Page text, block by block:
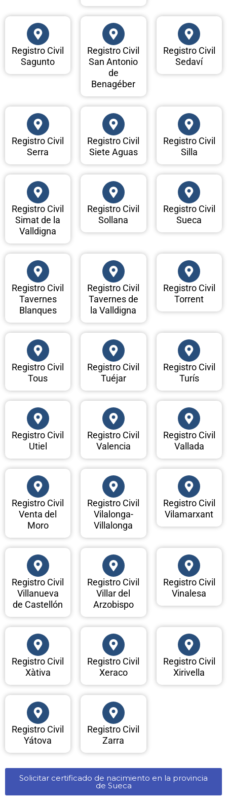
Registro Civil
Sagunto
Registro Civil
San Antonio
de
Benagéber
Registro Civil
Sedaví
Registro Civil
Serra
Registro Civil
Siete Aguas
Registro Civil
Silla
Registro Civil
Simat de la
Valldigna
Registro Civil
Sollana
Registro Civil
Sueca
Registro Civil
Tavernes
Blanques
Registro Civil
Tavernes de
la Valldigna
Registro Civil
Torrent
Registro Civil
Tous
Registro Civil
Tuéjar
Registro Civil
Turís
Registro Civil
Utiel
Registro Civil
Valencia
Registro Civil
Vallada
Registro Civil
Venta del
Moro
Registro Civil
Vilalonga-
Villalonga
Registro Civil
Vilamarxant
Registro Civil
Villanueva
de Castellón
Registro Civil
Villar del
Arzobispo
Registro Civil
Vinalesa
Registro Civil
Xàtiva
Registro Civil
Xeraco
Registro Civil
Xirivella
Registro Civil
Yátova
Registro Civil
Zarra
Solicitar certificado de nacimiento en la provincia
de Sueca​